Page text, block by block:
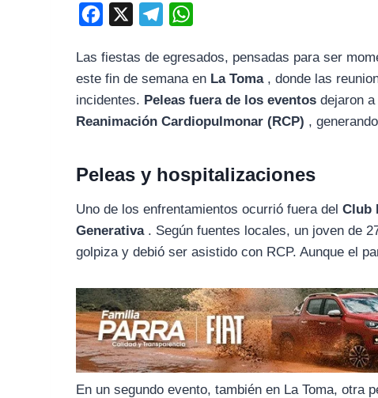
c
e
b
k
l
e
g
m
a
t
s
p
Las fiestas de egresados, pensadas para ser
este fin de semana en La Toma, donde las
incidentes. Peleas fuera de los eventos dejaron
Reanimación Cardiopulmonar (RCP) ,
Peleas y hospitalizaciones
Uno de los enfrentamientos ocurrió fuera delClub
Generativa. Según fuentes locales, un joven de
golpiza y debió ser asistido con RCP. Aunque el
En un segundo evento, también en La Toma, otra